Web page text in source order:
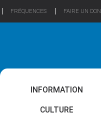
FRÉQUENCES FAIRE UN DON
INFORMATION
CULTURE